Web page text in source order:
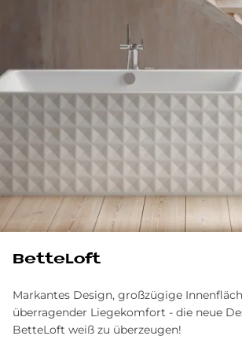
BetteLoft
Markantes Design, großzügige
überragender Liegekomfort - die neue
BetteLoft weiß zu überzeugen!